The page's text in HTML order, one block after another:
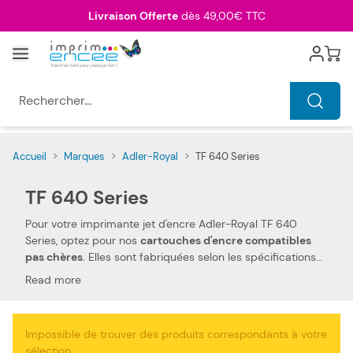
Livraison Offertedès 49,00€ TTC
Menu Cart
Accueil > Marques > Adler-Royal > TF 640 Series
TF 640 Series
Pour votre imprimante jet d'encre Adler-Royal TF 640
Series, optez pour nos cartouches d'encre compatibles
pas chères. Elles sont fabriquées selon les spécifications
Adler-Royal, ainsi que selon les normes spécifiques. Ceci
performances et qualités d'impressions semblables aux
Read more
Impossible de trouver des produits correspondants à votre